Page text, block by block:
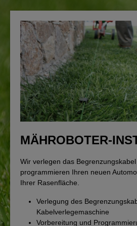
MÄHROBOTER-
Wir verlegen das
programmieren Ihren neuen
Ihrer Rasenfläche.
Verlegung des
Kabelverlegemaschine
Vorbereitung und